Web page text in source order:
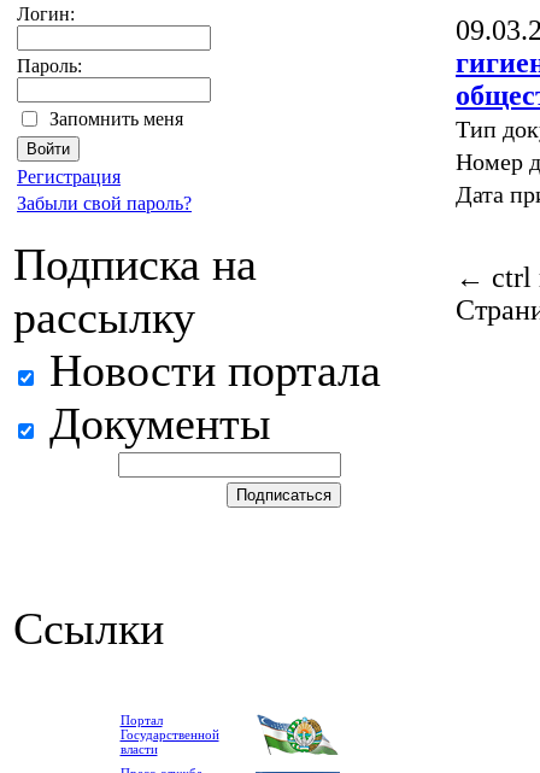
Логин:
Пароль:
Запомнить меня
Регистрация
Забыли свой пароль?
Подписка на
рассылку
Новости портала
Документы
Ссылки
Портал
Государственной
власти
Тип
Номер
Дата
← ctrl